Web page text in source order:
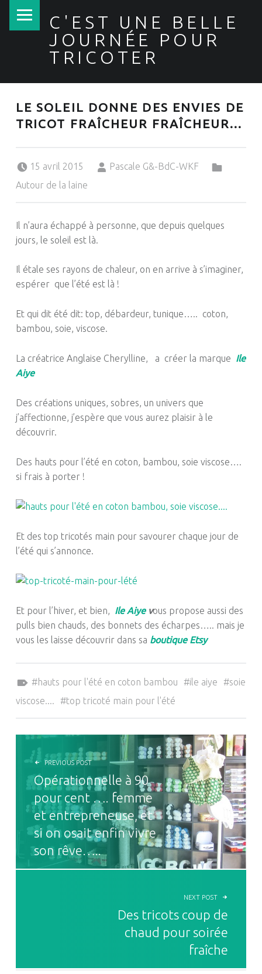
C'EST UNE BELLE
JOURNÉE POUR
TRICOTER
LE SOLEIL DONNE DES ENVIES DE
TRICOT FRAÎCHEUR FRAÎCHEUR…
15 avril 2015
Pascale G&-BdC-WKF
Autour de la laine
Il n’aura échappé à personne, que depuis quelques
jours, le soleil est là.
Il étale ses rayons de chaleur, on en arrive à s’imaginer,
espérer que l’été est là !
Et qui dit été dit: top, débardeur, tunique….. coton,
bambou, soie, viscose.
La créatrice Anglaise Cherylline, a créer la marque Ile
Aiye
Des créations uniques, sobres, un univers que
j’affectionne, j’espère que vous aurez plaisir à le
découvrir.
Des hauts pour l’été en coton, bambou, soie viscose….
si frais à porter !
Et des top tricotés main pour savourer chaque jour de
l’été qui s’annonce.
Et pour l’hiver, et bien, Ile Aiyevous propose aussi des
pulls bien chauds, des bonnets des écharpes….. mais je
vous les laisse découvrir dans sa boutique Etsy
hauts pour l'été en coton bambou
ile aiye
soie
viscose....
top tricoté main pour l'été
NAVIGATION DE L’ARTICLE
PREVIOUS POST
Opérationnelle à 90
pour cent …. femme
et entrepreneuse, et
si on osait enfin vivre
son rêve…..
NEXT POST
Des tricots coup de
chaud pour soirée
fraîche